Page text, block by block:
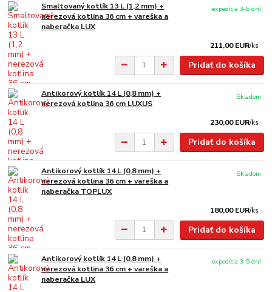
Smaltovaný kotlík 13 L (1,2 mm) +
nerezová kotlina 36 cm + vareška a
naberačka LUX
211,00 EUR/ks
expedícia 3-5 dní
Pridať do košíka
Antikorový kotlík 14 L (0,8 mm) +
nerezová kotlina 36 cm LUXUS
230,00 EUR/ks
Skladom
Pridať do košíka
Antikorový kotlík 14 L (0,8 mm) +
nerezová kotlina 36 cm + vareška a
naberačka TOPLUX
180,00 EUR/ks
Skladom
Pridať do košíka
Antikorový kotlík 14 L (0,8 mm) +
nerezová kotlina 36 cm + vareška a
naberačka LUX
expedícia 3-5 dní